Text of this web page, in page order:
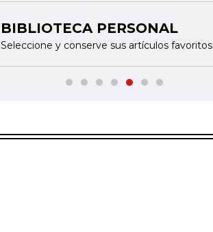
BIBLIOTECA PERSONAL
Seleccione y conserve sus artículos favoritos